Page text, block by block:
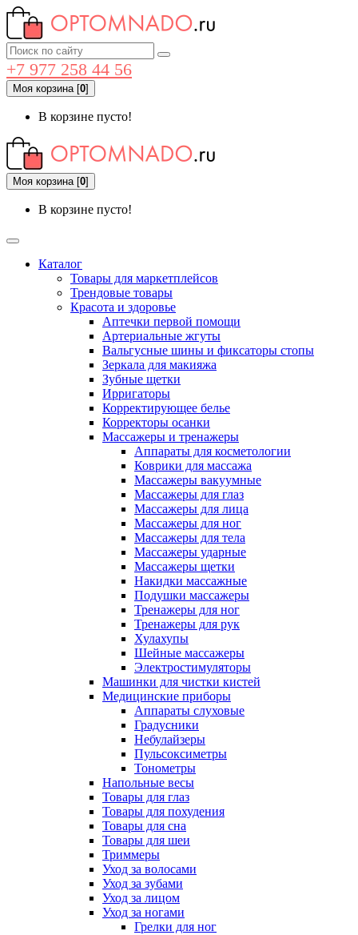
+7 977 258 44 56
Моя корзина[0]
В корзине пусто!
Моя корзина[0]
В корзине пусто!
Каталог
Товары для маркетплейсов
Трендовые товары
Красота и здоровье
Аптечки первой помощи
Артериальные жгуты
Вальгусные шины и фиксаторы стопы
Зеркала для макияжа
Зубные щетки
Ирригаторы
Корректирующее белье
Корректоры осанки
Массажеры и тренажеры
Аппараты для косметологии
Коврики для массажа
Массажеры вакуумные
Массажеры для глаз
Массажеры для лица
Массажеры для ног
Массажеры для тела
Массажеры ударные
Массажеры щетки
Накидки массажные
Подушки массажеры
Тренажеры для ног
Тренажеры для рук
Хулахупы
Шейные массажеры
Электростимуляторы
Машинки для чистки кистей
Медицинские приборы
Аппараты слуховые
Градусники
Небулайзеры
Пульсоксиметры
Тонометры
Напольные весы
Товары для глаз
Товары для похудения
Товары для сна
Товары для шеи
Триммеры
Уход за волосами
Уход за зубами
Уход за лицом
Уход за ногами
Грелки для ног